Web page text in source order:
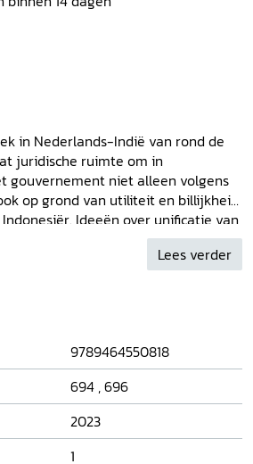
in Nederlands-Indië van rond de
juridische ruimte om in
gouvernement niet alleen volgens
op grond van utiliteit en billijkheid
Ideeën over unificatie van
van een Indonesische elite
bestuur verdwijnen na de Eerste
in het bedrijfsleven van onderaf
van de Hollands-Inlandse scholen.
meer en meer op
minder op afkomst. Door interne
lokaal Europees onderwijs
onbedoeld bij aan een Indonesische
land. In de Europese
de stem van deze ‘inheemse
Lees verder
9789464550818
694 ,696
2023
1